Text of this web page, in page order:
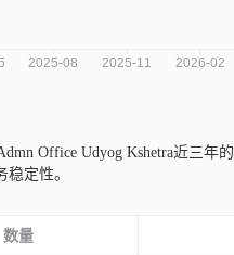
Office Udyog Kshetra近三年
定性。
数量